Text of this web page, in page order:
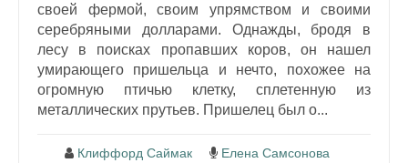
своей фермой, своим упрямством и своими
серебряными долларами. Однажды, бродя в
лесу в поисках пропавших коров, он нашел
умирающего пришельца и нечто, похожее на
огромную птичью клетку, сплетенную из
металлических прутьев. Пришелец был о...
Клиффорд Саймак
Елена Самсонова